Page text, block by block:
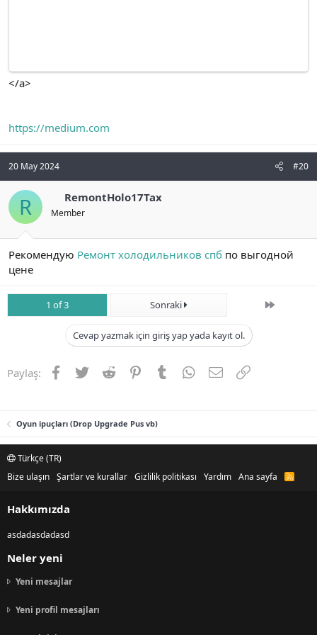
</a>
https://medium.com
20 May 2024 #20
R RemontHolo17Tax
Member
Рекомендую Ремонт холодильников спб по выгодной
цене
1 of 3 Sonraki Son
Cevap yazmak için giriş yap yada kayıt ol.
Paylaş: Facebook
TwitterReddit PinterestTumblrWhatsApp
E-postaLink
Oyun ipuçları (Drop Upgrade Pus vb)
Türkçe (TR)
Bize ulaşın Şartlar ve kurallar Gizlilik politikası Yardım Ana sayfa
R
Hakkımızda
asdadasdadasd
Neler yeni
Yeni mesajlar
Yeni profil mesajları